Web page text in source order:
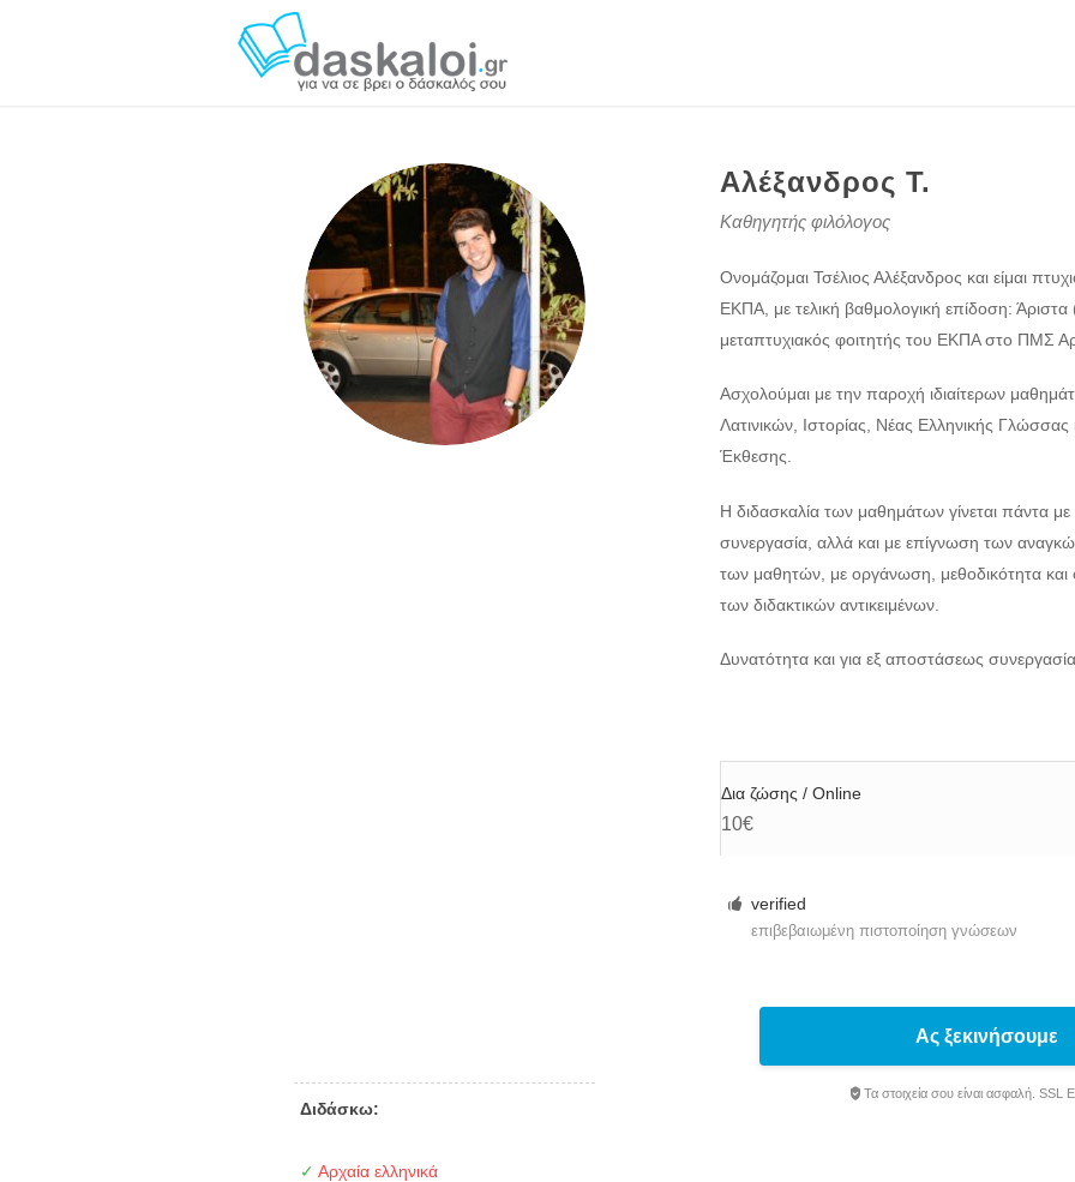
Αλέξανδρος Τ.
Καθηγητής φιλόλογος
Ονομάζομαι Τσέλιος Αλέξανδρος και είμαι
ΕΚΠΑ, με τελική βαθμολογική επίδοση: Άριστα
μεταπτυχιακός φοιτητής του ΕΚΠΑ στο ΠΜΣ
Ασχολούμαι με την παροχή ιδιαίτερων
Λατινικών, Ιστορίας, Νέας Ελληνικής Γλώσσας
Έκθεσης.
Η διδασκαλία των μαθημάτων γίνεται πάντα με
συνεργασία, αλλά και με επίγνωση των
των μαθητών, με οργάνωση, μεθοδικότητα και
των διδακτικών αντικειμένων.
Δυνατότητα και για εξ αποστάσεως
Δια ζώσης / Online
10€
verified
επιβεβαιωμένη πιστοποίηση γνώσεων
Διδάσκω:
✓ Αρχαία ελληνικά
Ας ξεκινήσουμε
Τα στοιχεία σου είναι ασφαλή. SSL